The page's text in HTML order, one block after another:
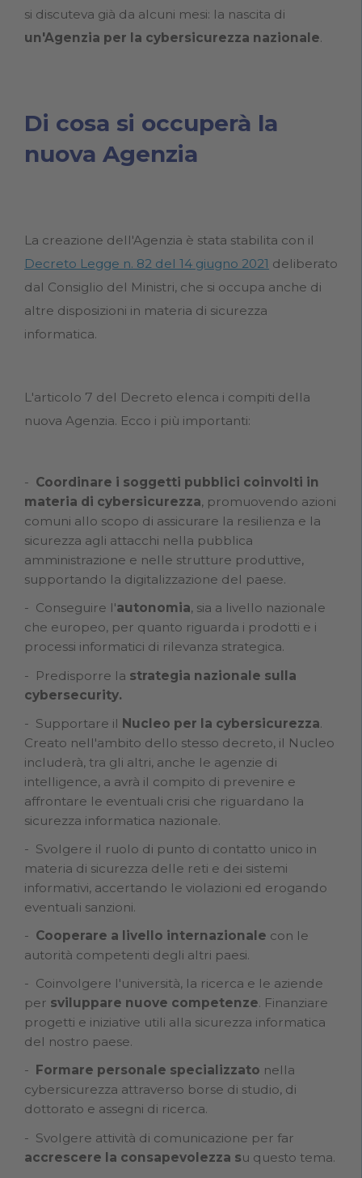
si discuteva già da alcuni mesi: la nascita di
un'Agenzia per la cybersicurezza nazionale.
Di cosa si occuperà la
nuova Agenzia
La creazione dell'Agenzia è stata stabilita con il
Decreto Legge n. 82 del 14 giugno 2021 deliberato
dal Consiglio del Ministri, che si occupa anche di
altre disposizioni in materia di sicurezza
informatica.
L'articolo 7 del Decreto elenca i compiti della
nuova Agenzia. Ecco i più importanti:
Coordinare i soggetti pubblici coinvolti in
materia di cybersicurezza, promuovendo azioni
comuni allo scopo di assicurare la resilienza e la
sicurezza agli attacchi nella pubblica
amministrazione e nelle strutture produttive,
supportando la digitalizzazione del paese.
Conseguire l'autonomia, sia a livello nazionale
che europeo, per quanto riguarda i prodotti e i
processi informatici di rilevanza strategica.
Predisporre la strategia nazionale sulla
cybersecurity.
Supportare il Nucleo per la cybersicurezza.
Creato nell'ambito dello stesso decreto, il Nucleo
includerà, tra gli altri, anche le agenzie di
intelligence, a avrà il compito di prevenire e
affrontare le eventuali crisi che riguardano la
sicurezza informatica nazionale.
Svolgere il ruolo di punto di contatto unico in
materia di sicurezza delle reti e dei sistemi
informativi, accertando le violazioni ed erogando
eventuali sanzioni.
Cooperare a livello internazionale con le
autorità competenti degli altri paesi.
Coinvolgere l'università, la ricerca e le aziende
per sviluppare nuove competenze. Finanziare
progetti e iniziative utili alla sicurezza informatica
del nostro paese.
Formare personale specializzato nella
cybersicurezza attraverso borse di studio, di
dottorato e assegni di ricerca.
Svolgere attività di comunicazione per far
accrescere la consapevolezza su questo tema.